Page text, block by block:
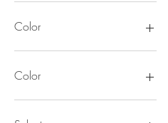
Color
Color
Blue